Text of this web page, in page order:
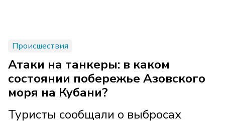
Происшествия
Атаки на танкеры: в каком
состоянии побережье Азовского
моря на Кубани?
Туристы сообщали о выбросах